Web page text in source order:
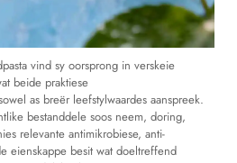
vind sy oorsprong in verskeie
beide praktiese
as breër leefstylwaardes aanspreek.
bestanddele soos neem, doring,
relevante antimikrobiese, anti-
eienskappe besit wat doeltreffend